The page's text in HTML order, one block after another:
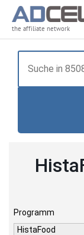
the affiliate network
Programm
HistaFood